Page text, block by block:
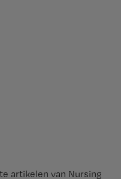
artikelen van Nursing